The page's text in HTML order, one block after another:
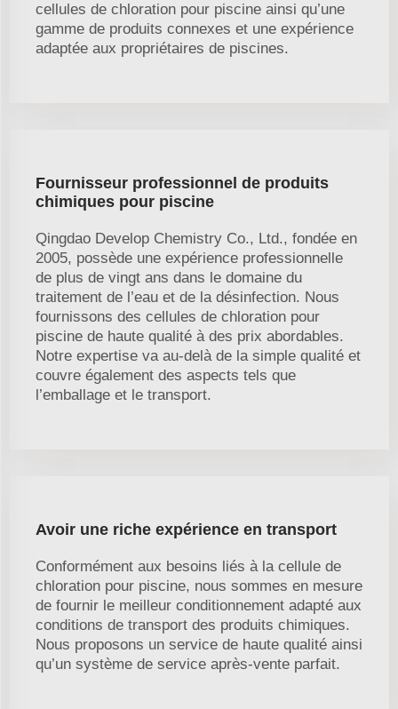
cellules de chloration pour piscine ainsi qu’une
gamme de produits connexes et une expérience
adaptée aux propriétaires de piscines.
Fournisseur professionnel de produits
chimiques pour piscine
Qingdao Develop Chemistry Co., Ltd., fondée en
2005, possède une expérience professionnelle
de plus de vingt ans dans le domaine du
traitement de l’eau et de la désinfection. Nous
fournissons des cellules de chloration pour
piscine de haute qualité à des prix abordables.
Notre expertise va au-delà de la simple qualité et
couvre également des aspects tels que
l’emballage et le transport.
Avoir une riche expérience en transport
Conformément aux besoins liés à la cellule de
chloration pour piscine, nous sommes en mesure
de fournir le meilleur conditionnement adapté aux
conditions de transport des produits chimiques.
Nous proposons un service de haute qualité ainsi
qu’un système de service après-vente parfait.